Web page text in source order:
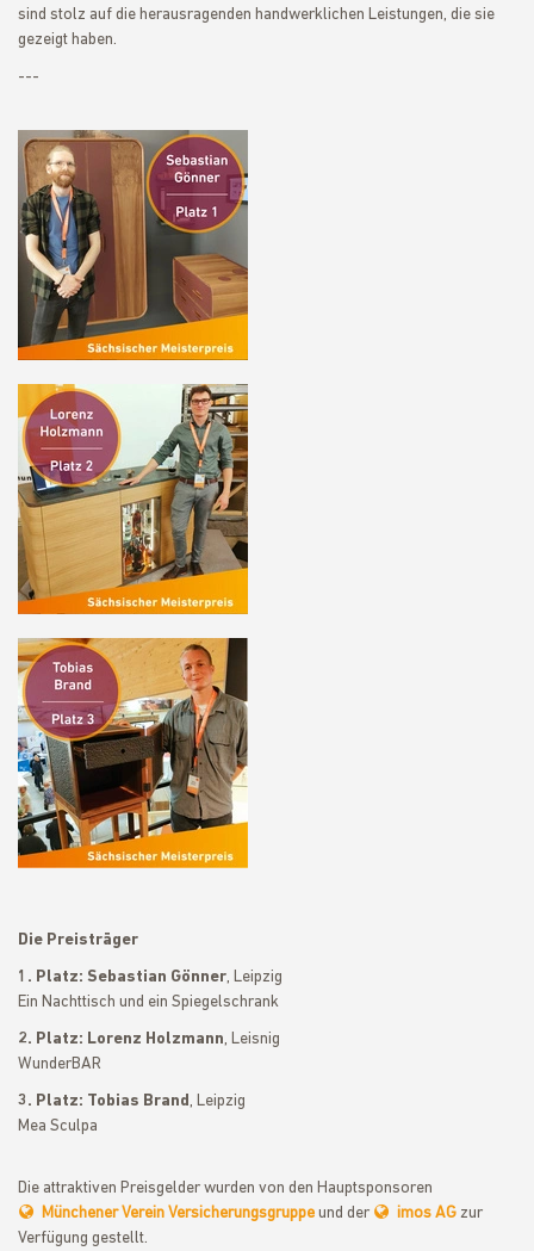
sind stolz auf die herausragenden handwerklichen Leistungen, die sie
gezeigt haben.
---
Die Preisträger
1. Platz: Sebastian Gönner, Leipzig
Ein Nachttisch und ein Spiegelschrank
2. Platz: Lorenz Holzmann, Leisnig
WunderBAR
3. Platz: Tobias Brand, Leipzig
Mea Sculpa
Die attraktiven Preisgelder wurden von den Hauptsponsoren
Münchener Verein Versicherungsgruppe und der imos AG zur
Verfügung gestellt.